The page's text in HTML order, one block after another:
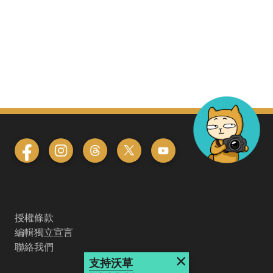
授權條款
編輯獨立宣言
聯絡我們
支持沃草 ×